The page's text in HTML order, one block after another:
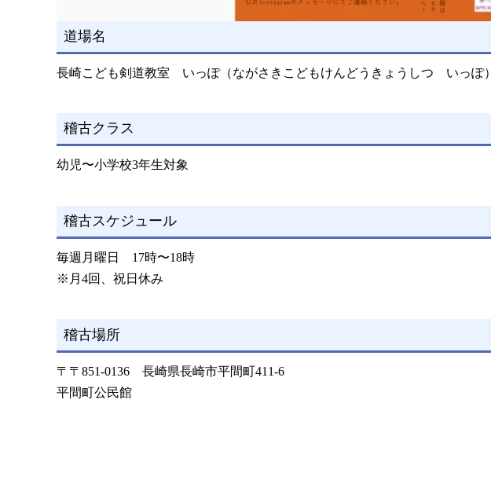
道場名
長崎こども剣道教室 いっぽ（ながさきこどもけんどうきょうしつ いっぽ）
稽古クラス
幼児〜小学校3年生対象
稽古スケジュール
毎週月曜日 17時〜18時
※月4回、祝日休み
稽古場所
〒〒851-0136 長崎県長崎市平間町411-6
平間町公民館